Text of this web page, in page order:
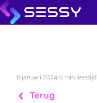
11 januari 2024-6 min leestijd
Terug